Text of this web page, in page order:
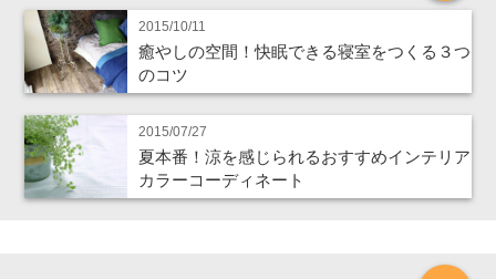
2015/10/11
癒やしの空間！快眠できる寝室をつくる３つ
のコツ
2015/07/27
夏本番！涼を感じられるおすすめインテリア
カラーコーディネート